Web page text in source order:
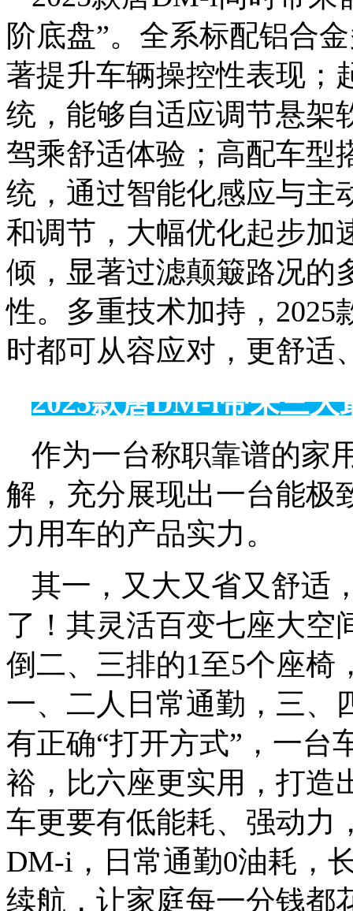
阶底盘”。全系标配铝合
著提升车辆操控性表现；
统，能够自适应调节悬架
驾乘舒适体验；高配车型
统，通过智能化感应与主
和调节，大幅优化起步加
倾，显著过滤颠簸路况的
性。多重技术加持，
时都可从容应对，更舒适
2025款唐DM-i带来三
作为一台称职靠谱的家
解，充分展现出一台能极
力用车的产品实力。
其一，又大又省又舒适
了！其灵活百变七座大空
倒二、三排的1至5个座椅
一、二人日常通勤，三、
有正确“打开方式”，一台
裕，比六座更实用，打造
车更要有低能耗、强动力
DM-i，日常通勤0油耗，
续航，让家庭每一分钱都